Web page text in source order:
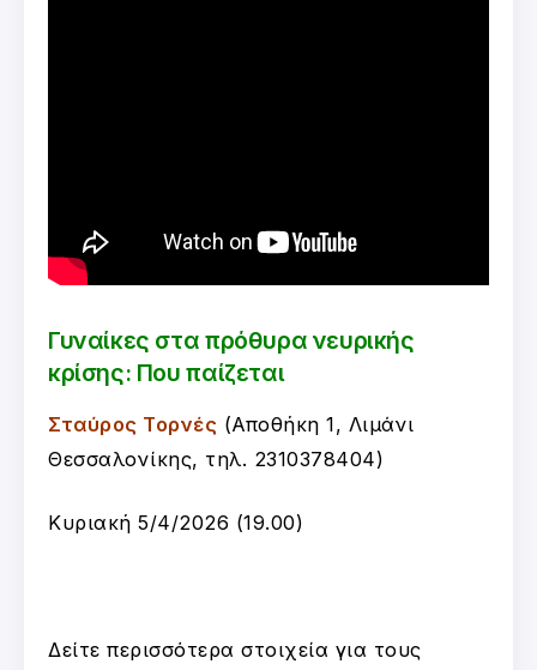
Γυναίκες στα πρόθυρα νευρικής
κρίσης: Που παίζεται
Σταύρος Τορνές (Αποθήκη 1, Λιμάνι
Θεσσαλονίκης, τηλ. 2310378404)
Κυριακή 5/4/2026 (19.00)
Δείτε περισσότερα στοιχεία για τους